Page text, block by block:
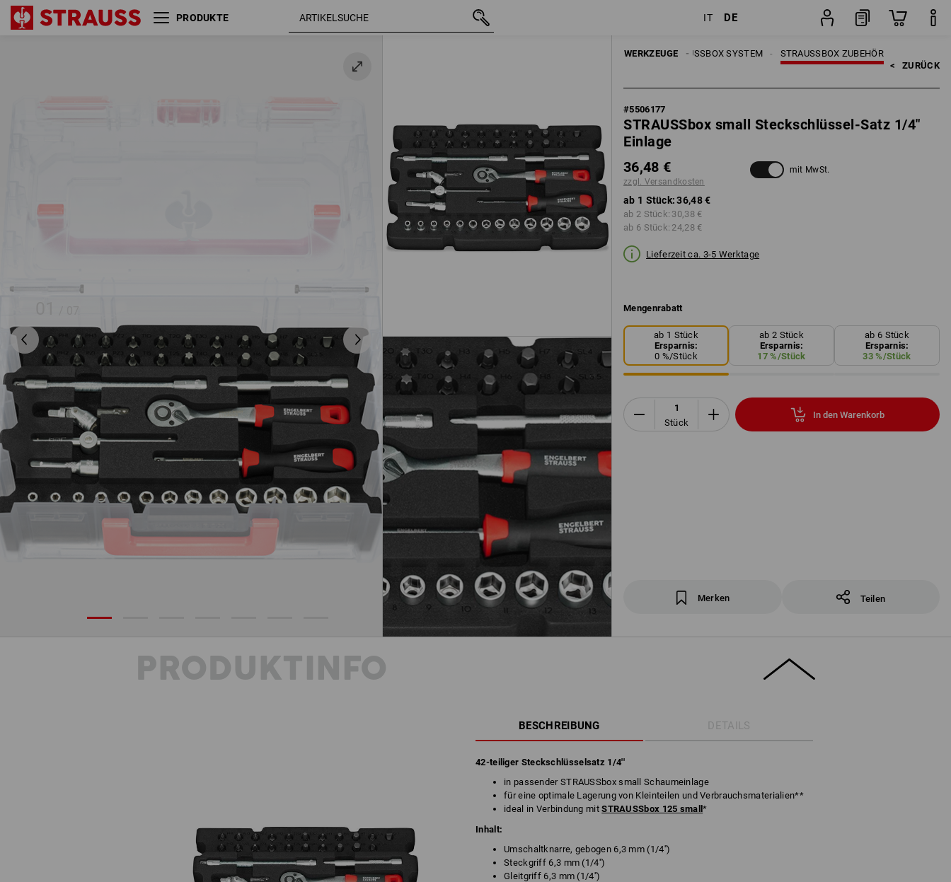
PRODUKTE IT DE
WERKZEUGE STRAUSSBOX ZUBEHÖR
STRAUSSBOX SYSTEM
HANDWERKZEUGE
< ZURÜCK
#5506177
STRAUSSbox small Steckschlüssel-Satz 1/4"
Einlage
36,48 €
zzgl. Versandkosten
mit MwSt.
ab 1 Stück: 36,48 €
ab 2 Stück: 30,38 €
ab 6 Stück: 24,28 €
Lieferzeit ca. 3-5 Werktage
Mengenrabatt
ab 1 Stück
Ersparnis:
0 %/Stück
ab 2 Stück
Ersparnis:
17 %/Stück
ab 6 Stück
Ersparnis:
33 %/Stück
Stück
In den Warenkorb
Merken Teilen
STRAUSSbox small
36,48 €
mit MwSt.
PRODUKTINFO
BESCHREIBUNG DETAILS
42-teiliger Steckschlüsselsatz 1/4''
in passender STRAUSSbox small Schaumeinlage
für eine optimale Lagerung von Kleinteilen und Verbrauchsmaterialien**
ideal in Verbindung mitSTRAUSSbox 125 small*
Inhalt:
Umschaltknarre, gebogen 6,3 mm (1/4'')
Steckgriff 6,3 mm (1/4'')
Gleitgriff 6,3 mm (1/4'')